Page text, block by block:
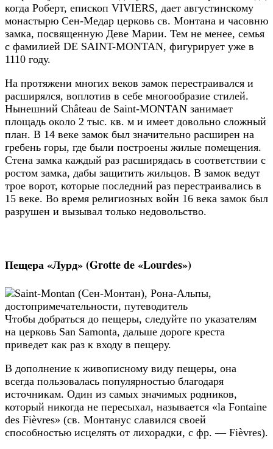
когда Роберт, епископ VIVIERS, дает августинскому
монастырю Сен-Медар церковь св. Монтана и часовню
замка, посвященную Деве Марии. Тем не менее, семья
с фамилией DE SAINT-MONTAN, фигурирует уже в
1110 году.
На протяжени многих веков замок перестраивался и
расширялся, воплотив в себе многообразие стилей.
Нынешний Château de Saint-MONTAN занимает
площадь около 2 тыс. кв. м и имеет довольно сложный
план. В 14 веке замок был значительно расширен на
гребень горы, где были построены жилые помещения.
Стена замка каждый раз расширядась в соответствии с
ростом замка, дабы защитить жильцов. В замок ведут
трое ворот, которые последний раз перестраивались в
15 веке. Во время религиозных войн 16 века замок был
разрушен и вызывал только недовольство.
Пещера «Лурд» (Grotte de «Lourdes»)
Чтобы добраться до пещеры, следуйте по указателям
на церковь San Samonta, дальше дороге креста
приведет как раз к входу в пещеру.
В дополнение к живописному виду пещеры, она
всегда пользовалась популярностью благодаря
источникам. Один из самых значимых родников,
который никогда не пересыхал, называется «la Fontaine
des Fièvres» (св. Монтанус славился своей
способностью исцелять от лихорадки, с фр. — Fièvres).